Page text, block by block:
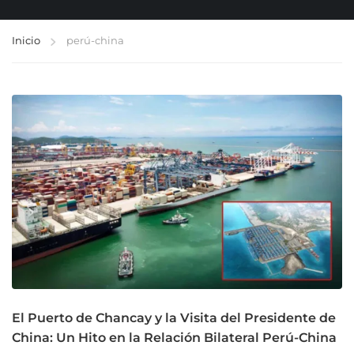
Inicio perú-china
El Puerto de Chancay y la Visita del Presidente de
China: Un Hito en la Relación Bilateral Perú-China